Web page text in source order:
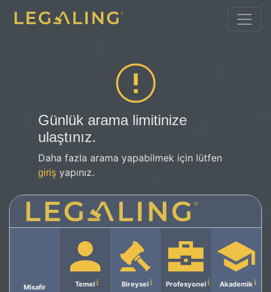
Günlük arama limitinize
ulaştınız.
Daha fazla arama yapabilmek için lütfen
giriş yapınız.
Misafir Temel Bireysel Profesyonel Akademik